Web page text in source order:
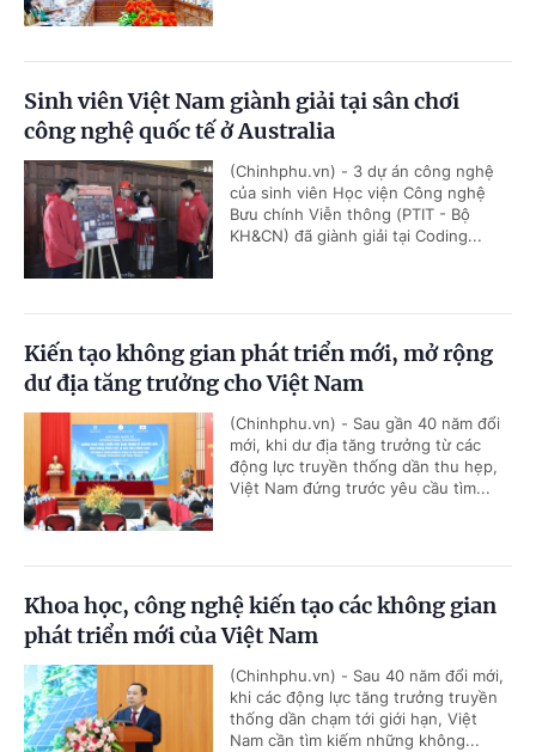
Sinh viên Việt Nam giành giải tại sân chơi
công nghệ quốc tế ở Australia
(Chinhphu.vn) - 3 dự án công nghệ
của sinh viên Học viện Công nghệ
Bưu chính Viễn thông (PTIT - Bộ
KH&CN) đã giành giải tại Coding...
Kiến tạo không gian phát triển mới, mở rộng
dư địa tăng trưởng cho Việt Nam
(Chinhphu.vn) - Sau gần 40 năm đổi
mới, khi dư địa tăng trưởng từ các
động lực truyền thống dần thu hẹp,
Việt Nam đứng trước yêu cầu tìm...
Khoa học, công nghệ kiến tạo các không gian
phát triển mới của Việt Nam
(Chinhphu.vn) - Sau 40 năm đổi mới,
khi các động lực tăng trưởng truyền
thống dần chạm tới giới hạn, Việt
Nam cần tìm kiếm những không...